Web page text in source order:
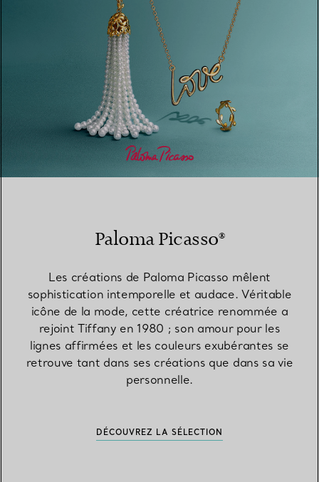
Paloma Picasso®
Les créations de Paloma Picasso mêlent
sophistication intemporelle et audace. Véritable
icône de la mode, cette créatrice renommée a
rejoint Tiffany en 1980 ; son amour pour les
lignes affirmées et les couleurs exubérantes se
retrouve tant dans ses créations que dans sa vie
personnelle.
DÉCOUVREZ LA SÉLECTION